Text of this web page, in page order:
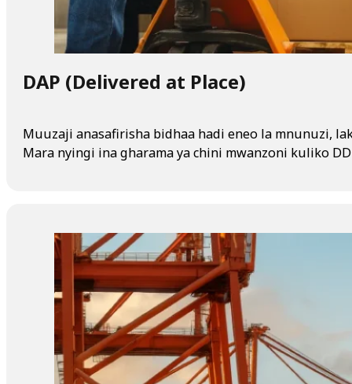
DAP (Delivered at Place)
Muuzaji anasafirisha bidhaa hadi eneo la mnunuzi,
Mara nyingi ina gharama ya chini mwanzoni kuliko